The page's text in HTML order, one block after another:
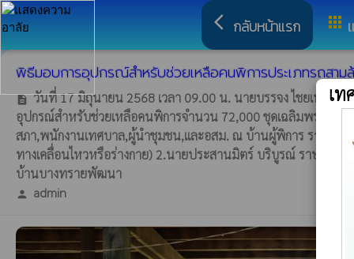
arrow_back_ios กลับหน้าแรก apps
พิธีมอบการอุปกรณ์สำหรับช่วยเหลือคนพิการประเภทรถสาม
description วันที่ 17 มิถุนายน 2568 เวลา 09.00 น. นายบรรจง ไชยเพชร
อุปกรณ์สำหรับช่วยเหลือคนพิการจำนวน 72,000 ชุดเฉลิมพระเกีย
สภา,พนักงานเทศบาล,ผู้นำชุมชน,และอสม. ณ บ้านผู้พิการ ราษฎรต
ทางเคลื่อนไหวหรือร่างกาย) 2.นายประสานมิตร์ บริบูรณ์ ราษฎรบ้า
บ้านบางทรายพัฒนา
person admin
เ